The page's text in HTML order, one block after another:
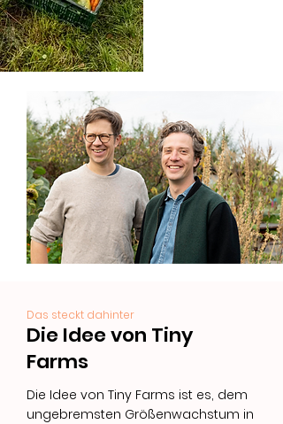
Das steckt dahinter
Die Idee von Tiny
Farms
Die Idee von Tiny Farms ist es, dem
ungebremsten Größenwachstum in